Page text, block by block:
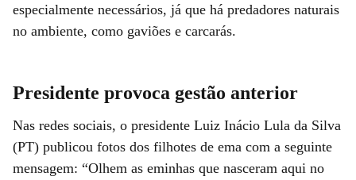
especialmente necessários, já que há predadores naturais
no ambiente, como gaviões e carcarás.
Presidente provoca gestão anterior
Nas redes sociais, o presidente Luiz Inácio Lula da Silva
(PT) publicou fotos dos filhotes de ema com a seguinte
mensagem: “Olhem as eminhas que nasceram aqui no